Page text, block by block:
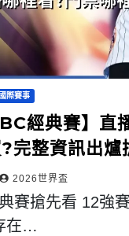
際賽事
經典賽】直
完整資訊出爐
2026世界盃
賽搶先看 12強
在…